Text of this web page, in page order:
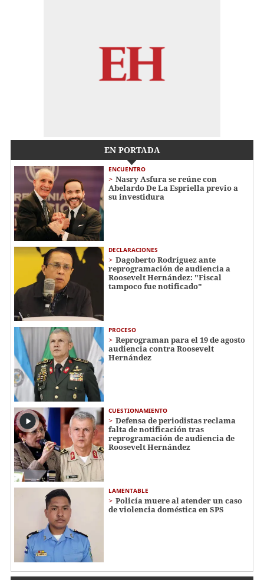
EN PORTADA
ENCUENTRO
Nasry Asfura se reúne con
Abelardo De La Espriella previo a
su investidura
DECLARACIONES
Dagoberto Rodríguez ante
reprogramación de audiencia a
Roosevelt Hernández: "Fiscal
tampoco fue notificado"
PROCESO
Reprograman para el 19 de agosto
audiencia contra Roosevelt
Hernández
CUESTIONAMIENTO
Defensa de periodistas reclama
falta de notificación tras
reprogramación de audiencia de
Roosevelt Hernández
LAMENTABLE
Policía muere al atender un caso
de violencia doméstica en SPS